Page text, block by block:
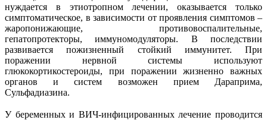
нуждается в этиотропном лечении, оказывается только
симптоматическое, в зависимости от проявления симптомов –
жаропонижающие, противовоспалительные,
гепатопротекторы, иммуномодуляторы. В последствии
развивается пожизненный стойкий иммунитет. При
поражении нервной системы используют
глюкокортикостероиды, при поражении жизненно важных
органов и систем возможен прием Дараприма,
Сульфадиазина.
У беременных и ВИЧ-инфицированных лечение проводится